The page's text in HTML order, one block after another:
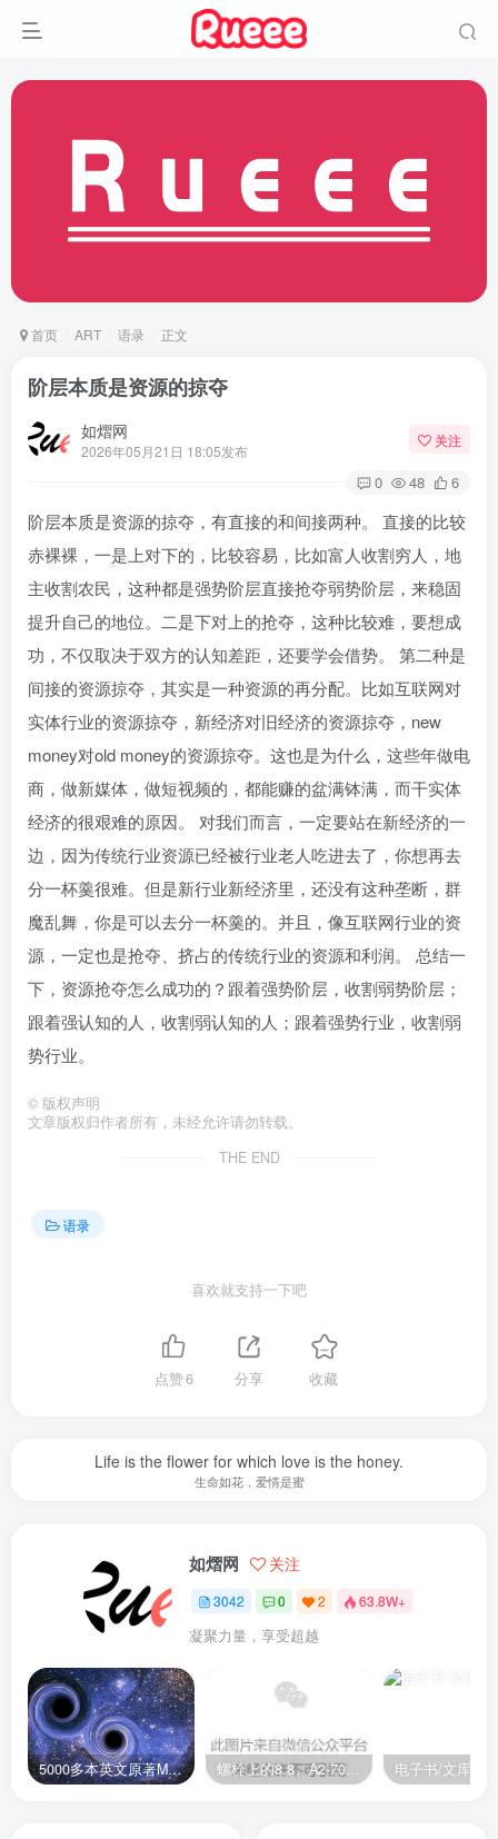
首页 ART 语录 正文
阶层本质是资源的掠夺
如熠网
2026年05月21日 18:05发布
关注
0 48 6
阶层本质是资源的掠夺，有直接的和间接两种。 直接的比较
赤裸裸，一是上对下的，比较容易，比如富人收割穷人，地
主收割农民，这种都是强势阶层直接抢夺弱势阶层，来稳固
提升自己的地位。二是下对上的抢夺，这种比较难，要想成
功，不仅取决于双方的认知差距，还要学会借势。 第二种是
间接的资源掠夺，其实是一种资源的再分配。比如互联网对
实体行业的资源掠夺，新经济对旧经济的资源掠夺，new
money对old money的资源掠夺。这也是为什么，这些年做电
商，做新媒体，做短视频的，都能赚的盆满钵满，而干实体
经济的很艰难的原因。 对我们而言，一定要站在新经济的一
边，因为传统行业资源已经被行业老人吃进去了，你想再去
分一杯羹很难。但是新行业新经济里，还没有这种垄断，群
魔乱舞，你是可以去分一杯羹的。并且，像互联网行业的资
源，一定也是抢夺、挤占的传统行业的资源和利润。 总结一
下，资源抢夺怎么成功的？跟着强势阶层，收割弱势阶层；
跟着强认知的人，收割弱认知的人；跟着强势行业，收割弱
势行业。
© 版权声明
文章版权归作者所有，未经允许请勿转载。
THE END
语录
喜欢就支持一下吧
点赞6 分享 收藏
Life is the flower for which love is the honey.
生命如花，爱情是蜜
如熠网 关注
3042 0 2 63.8W+
凝聚力量，享受超越
5000多本英文原著MOBI+AZW3格式电子书百度云网盘打包下载 螺栓上的8.8、A2-70是什么意思？ 电子书/文库